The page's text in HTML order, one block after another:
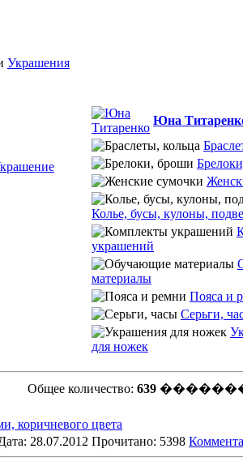
Украшения
Юна
Колье, бусы, кулоны,
украшений
материалы
Пояса и
Серьги,
для ножек
Общее количество: 639
коричневого цвета
28.07.2012 Прочитано: 5398